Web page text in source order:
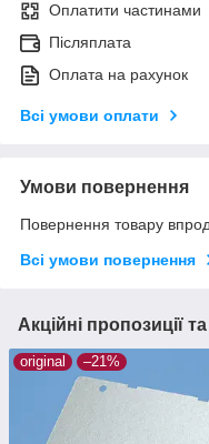
Оплатити частинами
Післяплата
Оплата на рахунок
Всі умови оплати
Умови повернення
Повернення товару
Всі умови повернення
Акційні пропозиції
original –21%